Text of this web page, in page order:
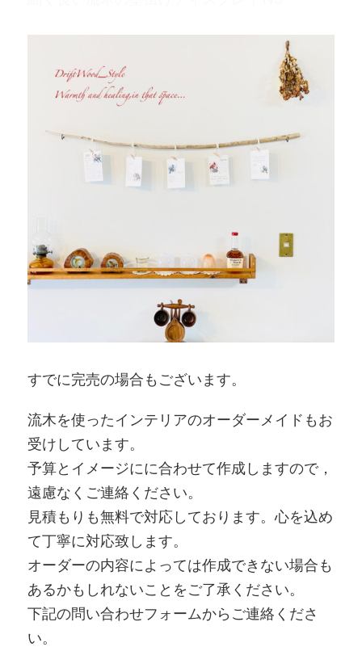
すでに完売の場合もございます。
流木を使ったインテリアのオーダーメイドもお
受けしています。
予算とイメージにに合わせて作成しますので，
遠慮なくご連絡ください。
見積もりも無料で対応しております。心を込め
て丁寧に対応致します。
オーダーの内容によっては作成できない場合も
あるかもしれないことをご了承ください。
下記の問い合わせフォームからご連絡くださ
い。